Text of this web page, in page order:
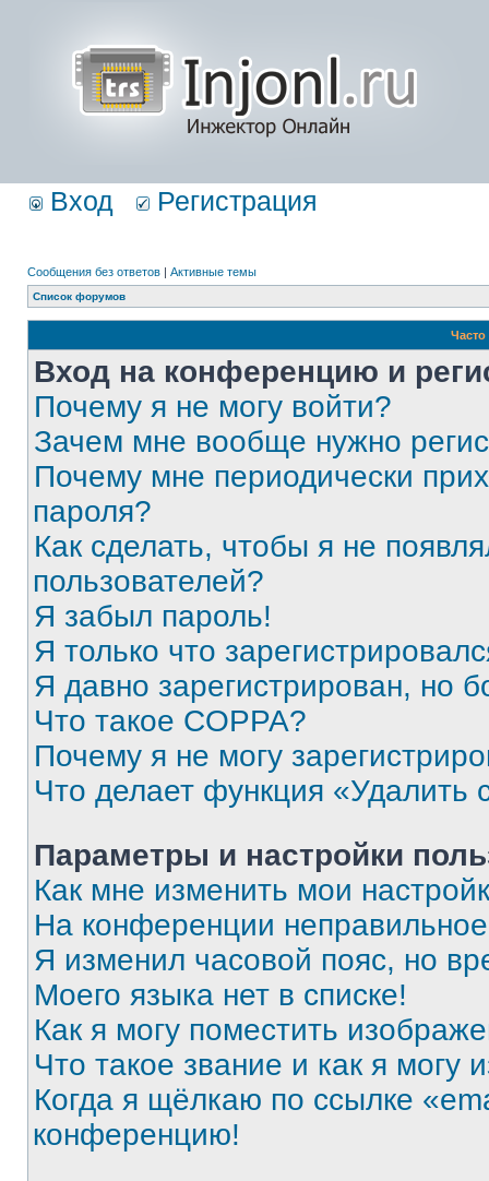
Вход Регистрация
Сообщения без ответов | Активные темы
Список форумов
Вход на конференцию и
Почему я не могу войти?
Зачем мне вообще нужно
Почему мне периодически
пароля?
Как сделать, чтобы я не
пользователей?
Я забыл пароль!
Я только что
Я давно зарегистрирован, но
Что такое COPPA?
Почему я не могу
Что делает функция «Удалить
Параметры и настройки
Как мне изменить мои
На конференции
Я изменил часовой пояс, но
Моего языка нет в списке!
Как я могу поместить
Что такое звание и как я могу
Когда я щёлкаю по ссылке
конференцию!